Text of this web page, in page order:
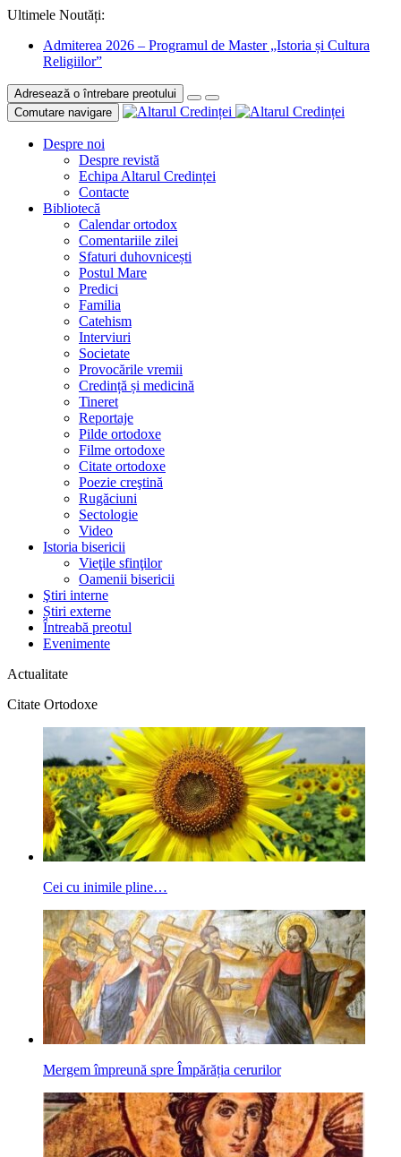
Ultimele Noutăți:
Admiterea 2026 – Programul de Master „Istoria și Cultura
Religiilor”
Adresează o întrebare preotului
Comutare navigare
Despre noi
Despre revistă
Echipa Altarul Credinței
Contacte
Bibliotecă
Calendar ortodox
Comentariile zilei
Sfaturi duhovnicești
Postul Mare
Predici
Familia
Catehism
Interviuri
Societate
Provocările vremii
Credință și medicină
Tineret
Reportaje
Pilde ortodoxe
Filme ortodoxe
Citate ortodoxe
Poezie creştină
Rugăciuni
Sectologie
Video
Istoria bisericii
Vieţile sfinţilor
Oamenii bisericii
Ştiri interne
Știri externe
Întreabă preotul
Evenimente
Actualitate
Citate Ortodoxe
Cei cu inimile pline…
Mergem împreună spre Împărăția cerurilor